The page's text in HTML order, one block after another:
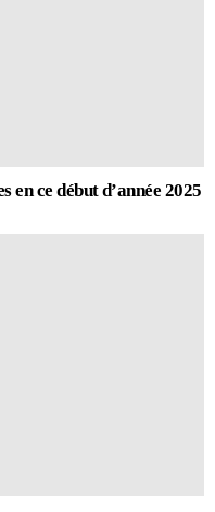
en ce début d’année 2025